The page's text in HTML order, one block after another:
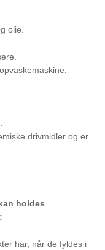
olie.
drivmidler og er
holdes
har, når de fyldes i